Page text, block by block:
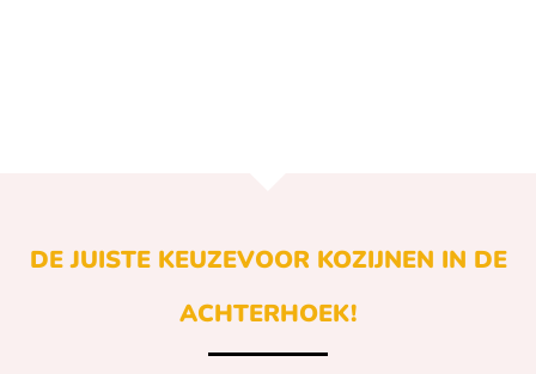
DE JUISTE KEUZEVOOR KOZIJNEN IN DE
ACHTERHOEK!